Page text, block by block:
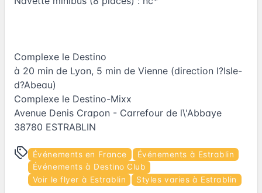
Complexe le Destino
à 20 min de Lyon, 5 min de Vienne (direction l?Isle-
d?Abeau)
Complexe le Destino-Mixx
Avenue Denis Crapon - Carrefour de l\'Abbaye
38780 ESTRABLIN
Événements en France
Événements à Estrablin
Événements à Destino Club
Voir le flyer à Estrablin
Styles varies à Estrablin